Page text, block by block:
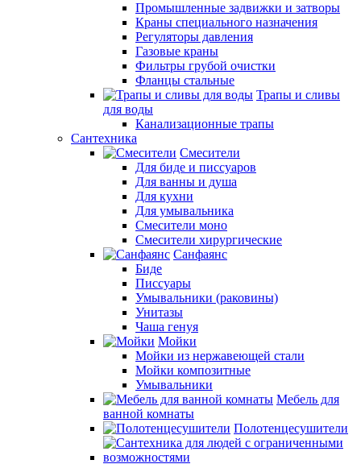
Промышленные задвижки и затворы
Краны специального назначения
Регуляторы давления
Газовые краны
Фильтры грубой очистки
Фланцы стальные
Трапы и сливы
для воды
Канализационные трапы
Сантехника
Смесители
Для биде и писсуаров
Для ванны и душа
Для кухни
Для умывальника
Смесители моно
Смесители хирургические
Санфаянс
Биде
Писсуары
Умывальники (раковины)
Унитазы
Чаша генуя
Мойки
Мойки из нержавеющей стали
Мойки композитные
Умывальники
Мебель для
ванной комнаты
Полотенцесушители